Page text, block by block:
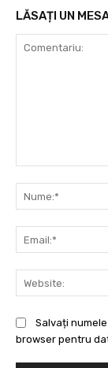
LĂSAȚI UN
Salvați
browser pentru